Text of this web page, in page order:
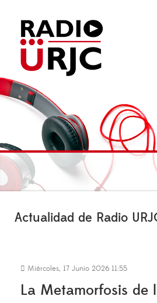
Actualidad de Radio
Miércoles, 17 Junio 2026 11:55
La Metamorfosis de